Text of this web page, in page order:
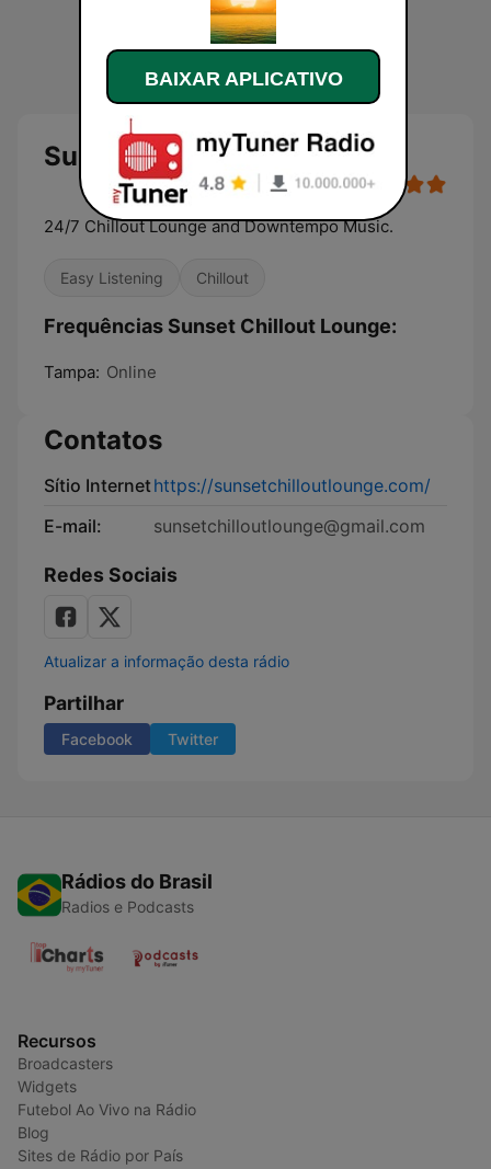
Sunset Chillout Lounge
24/7 Chillout Lounge and Downtempo Music.
Easy Listening Chillout
Frequências Sunset Chillout Lounge:
Tampa: Online
Contatos
Sítio Internethttps://sunsetchilloutlounge.com/
E-mail:
sunsetchilloutlounge@gmail.com
Redes Sociais
Atualizar a informação desta rádio
Partilhar
Facebook Twitter
Rádios do Brasil
Radios e Podcasts
Recursos
Broadcasters
Widgets
Futebol Ao Vivo na Rádio
Blog
Sites de Rádio por País
BAIXAR APLICATIVO